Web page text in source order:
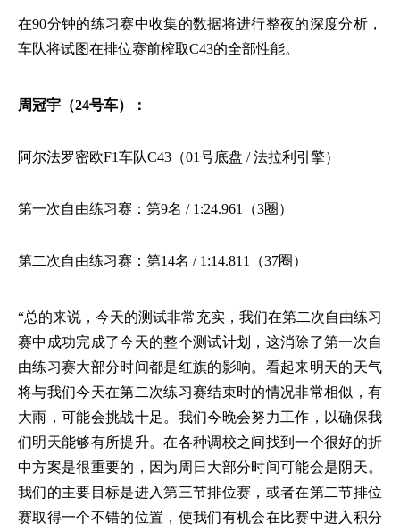
在90分钟的练习赛中收集的数据将进行整夜的深度分析，
车队将试图在排位赛前榨取C43的全部性能。
周冠宇（24号车）：
阿尔法罗密欧F1车队C43（01号底盘 / 法拉利引擎）
第一次自由练习赛：第9名 / 1:24.961（3圈）
第二次自由练习赛：第14名 / 1:14.811（37圈）
“总的来说，今天的测试非常充实，我们在第二次自由练习
赛中成功完成了今天的整个测试计划，这消除了第一次自
由练习赛大部分时间都是红旗的影响。看起来明天的天气
将与我们今天在第二次练习赛结束时的情况非常相似，有
大雨，可能会挑战十足。我们今晚会努力工作，以确保我
们明天能够有所提升。在各种调校之间找到一个很好的折
中方案是很重要的，因为周日大部分时间可能会是阴天。
我们的主要目标是进入第三节排位赛，或者在第二节排位
赛取得一个不错的位置，使我们有机会在比赛中进入积分